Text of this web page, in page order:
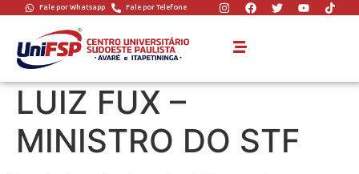
Fale por Whatsapp Fale por Telefone
UNIFSP REALIZA
PALESTRA COM
LUIZ FUX –
MINISTRO DO STF